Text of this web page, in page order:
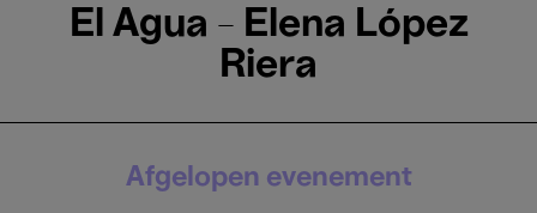
El Agua - Elena López
Riera
Afgelopen evenement